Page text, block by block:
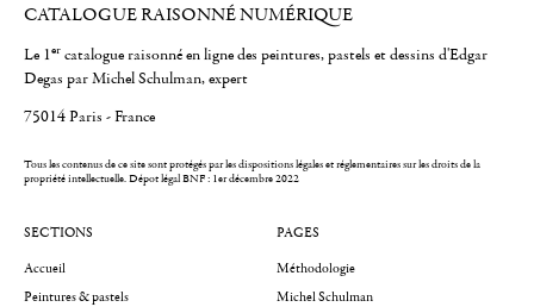
CATALOGUE RAISONNÉ NUMÉRIQUE
Le 1er catalogue raisonné en ligne des peintures, pastels et dessins d'Edgar
Degas par Michel Schulman, expert
75014 Paris - France
Tous les contenus de ce site sont protégés par les dispositions légales et réglementaires sur les droits de la
propriété intellectuelle.Dépot légal BNF : 1er décembre 2022
SECTIONS
Accueil
Peintures & pastels
PAGES
Méthodologie
Michel Schulman